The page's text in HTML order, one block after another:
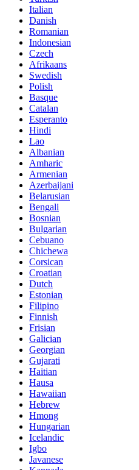
Italian
Danish
Romanian
Indonesian
Czech
Afrikaans
Swedish
Polish
Basque
Catalan
Esperanto
Hindi
Lao
Albanian
Amharic
Armenian
Azerbaijani
Belarusian
Bengali
Bosnian
Bulgarian
Cebuano
Chichewa
Corsican
Croatian
Dutch
Estonian
Filipino
Finnish
Frisian
Galician
Georgian
Gujarati
Haitian
Hausa
Hawaiian
Hebrew
Hmong
Hungarian
Icelandic
Igbo
Javanese